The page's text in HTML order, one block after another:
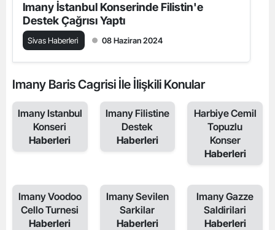
Imany İstanbul Konserinde Filistin'e
Destek Çağrısı Yaptı
Sivas Haberleri 08 Haziran 2024
Imany Baris Cagrisi İle İlişkili Konular
Imany Istanbul
Konseri
Haberleri
Imany Filistine
Destek
Haberleri
Harbiye Cemil
Topuzlu
Konser
Haberleri
Imany Voodoo
Cello Turnesi
Haberleri
Imany Sevilen
Sarkilar
Haberleri
Imany Gazze
Saldirilari
Haberleri